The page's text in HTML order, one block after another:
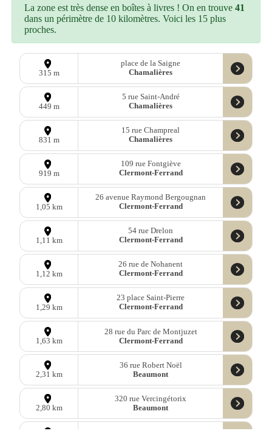
La zone est très dense en boîtes à livres ! On en trouve41
dans un périmètre de 10 kilomètres. Voici les 15 plus
proches.
315 m
place de la Saigne
Chamalières
449 m
5 rue Saint-André
Chamalières
831 m
15 rue Champreal
Chamalières
919 m
109 rue Fontgiève
Clermont-Ferrand
1,05 km
26 avenue Raymond Bergougnan
Clermont-Ferrand
1,11 km
54 rue Drelon
Clermont-Ferrand
1,12 km
26 rue de Nohanent
Clermont-Ferrand
1,29 km
23 place Saint-Pierre
Clermont-Ferrand
1,63 km
28 rue du Parc de Montjuzet
Clermont-Ferrand
2,31 km
36 rue Robert Noël
Beaumont
2,80 km
320 rue Vercingétorix
Beaumont